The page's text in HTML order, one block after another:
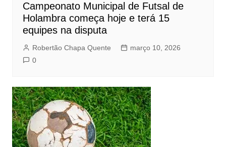
Campeonato Municipal de Futsal de
Holambra começa hoje e terá 15
equipes na disputa
Robertão Chapa Quente
março 10, 2026
0